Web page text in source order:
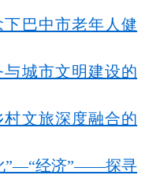
下巴中市老年人健
与城市文明建设的
村文旅深度融合的
”—“经济”——探寻